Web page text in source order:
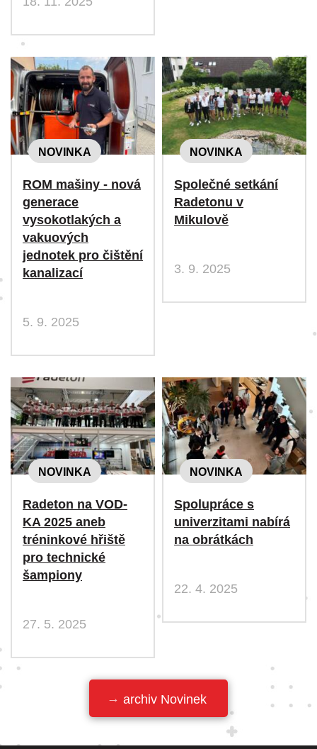
NOVINKA
ROM mašiny - nová
generace
vysokotlakých a
vakuových
jednotek pro čištění
kanalizací
5. 9. 2025
NOVINKA
Společné setkání
Radetonu v
Mikulově
3. 9. 2025
NOVINKA
Radeton na VOD-
KA 2025 aneb
tréninkové hřiště
pro technické
šampiony
27. 5. 2025
NOVINKA
Spolupráce s
univerzitami nabírá
na obrátkách
22. 4. 2025
archiv Novinek